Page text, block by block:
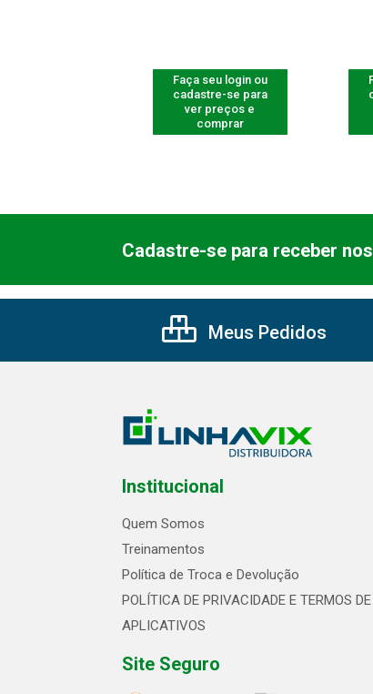
Faça seu login ou
cadastre-se para
ver preços e
comprar
Cadastre-se para receber
Meus Pedidos
Institucional
Quem Somos
Treinamentos
Política de Troca e Devolução
POLÍTICA DE PRIVACIDADE E TERMOS
APLICATIVOS
Site Seguro